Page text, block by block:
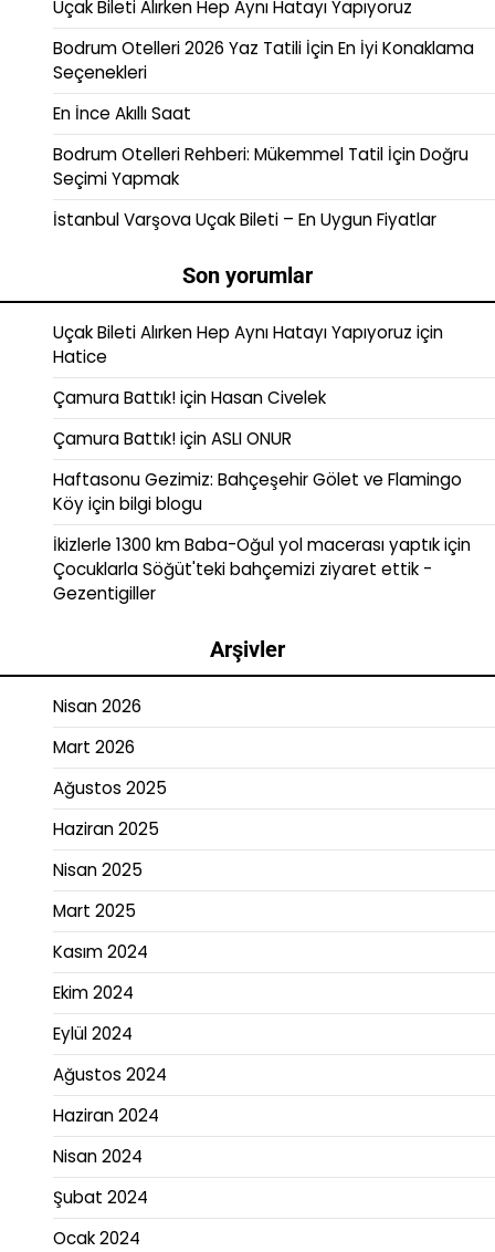
Uçak Bileti Alırken Hep Aynı Hatayı Yapıyoruz
Bodrum Otelleri 2026 Yaz Tatili İçin En İyi Konaklama
Seçenekleri
En İnce Akıllı Saat
Bodrum Otelleri Rehberi: Mükemmel Tatil İçin Doğru
Seçimi Yapmak
İstanbul Varşova Uçak Bileti – En Uygun Fiyatlar
Son yorumlar
Uçak Bileti Alırken Hep Aynı Hatayı Yapıyoruz için
Hatice
Çamura Battık!içinHasan Civelek
Çamura Battık!içinASLI ONUR
Haftasonu Gezimiz: Bahçeşehir Gölet ve Flamingo
Köyiçinbilgi blogu
İkizlerle 1300 km Baba-Oğul yol macerası yaptıkiçin
Çocuklarla Söğüt'teki bahçemizi ziyaret ettik -
Gezentigiller
Arşivler
Nisan 2026
Mart 2026
Ağustos 2025
Haziran 2025
Nisan 2025
Mart 2025
Kasım 2024
Ekim 2024
Eylül 2024
Ağustos 2024
Haziran 2024
Nisan 2024
Şubat 2024
Ocak 2024